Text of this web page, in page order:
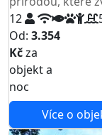
12
Od: 3.354
Kčza
objekt a
noc
Více o